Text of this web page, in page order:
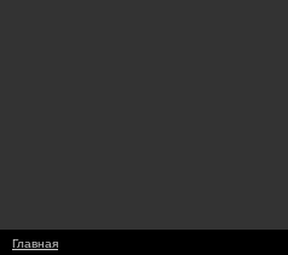
Главная